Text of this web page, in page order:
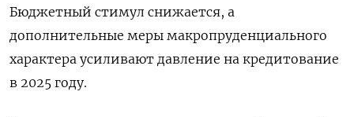
Бюджетный стимул снижается, а
дополнительные меры макропруденциального
характера усиливают давление на кредитование
в 2025 году.